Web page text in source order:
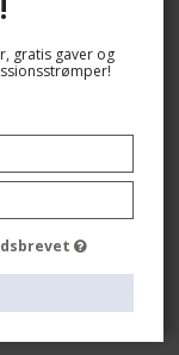
gratis gaver og